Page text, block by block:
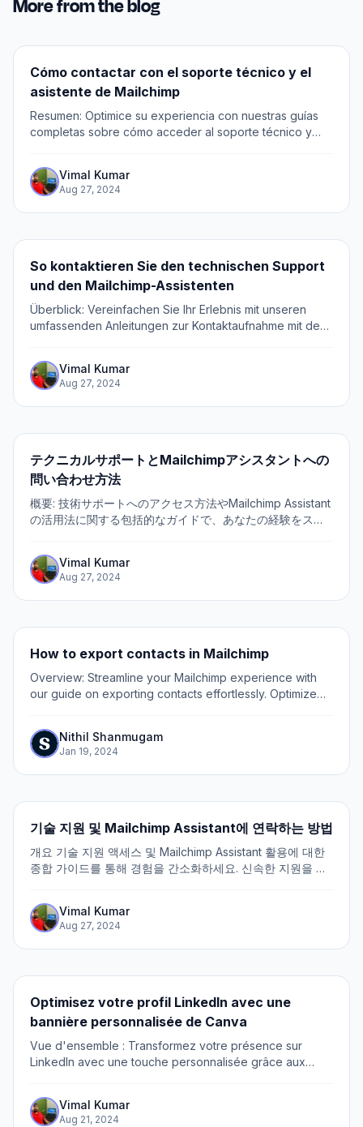
More from the blog
Cómo contactar con el soporte técnico y el
asistente de Mailchimp
Resumen: Optimice su experiencia con nuestras guías
completas sobre cómo acceder al soporte técnico y
problemas a través del proceso de contactar al...
Vimal Kumar
Aug 27, 2024
So kontaktieren Sie den technischen Support
und den Mailchimp-Assistenten
Überblick: Vereinfachen Sie Ihr Erlebnis mit unseren
umfassenden Anleitungen zur Kontaktaufnahme mit dem
Assistenten.
Vimal Kumar
Aug 27, 2024
テクニカルサポートとMailchimpアシスタントへの
問い合わせ方法
概要: 技術サポートへのアクセス方法やMailchimp Assistant
の活用法に関する包括的なガイドで、あなたの経験をスム
ポートに連絡する手順をスムーズに進めます。Mailchimp
Assistantを活用するためのステップバイステップの指示を
通じて、メールキャンペーンとマーケティング業務を効率
的に管理し、明確に理解できるよう支援します。...
Vimal Kumar
Aug 27, 2024
How to export contacts in Mailchimp
Overview: Streamline your Mailchimp experience with
our guide on exporting contacts effortlessly. Optimize
with relevant tags for seamless...
Nithil Shanmugam
Jan 19, 2024
기술 지원 및 Mailchimp Assistant에 연락하는 방법
개요 기술 지원 액세스 및 Mailchimp Assistant 활용에 대한
종합 가이드를 통해 경험을 간소화하세요. 신속한 지원을 위
별 지침을 통해 Mailchimp Assistant를 최대한 활용하여 이메
일 캠페인 및 마케팅 노력을 효율적이고 명확하게 관리하세
요.
Vimal Kumar
Aug 27, 2024
Optimisez votre profil LinkedIn avec une
bannière personnalisée de Canva
Vue d'ensemble : Transformez votre présence sur
LinkedIn avec une touche personnalisée grâce aux
de votre profil et laissez une impression...
Vimal Kumar
Aug 21, 2024